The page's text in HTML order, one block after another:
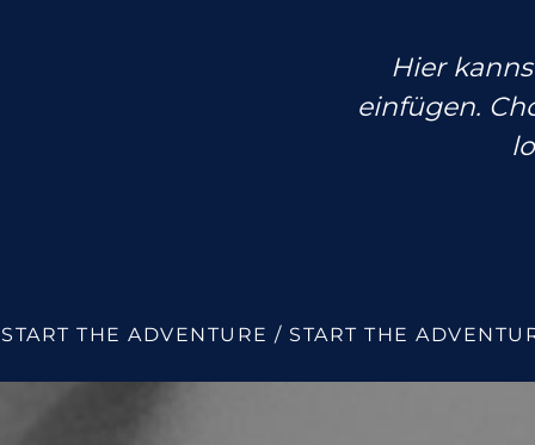
Hier
einfügen.
THE ADVENTURE / START THE